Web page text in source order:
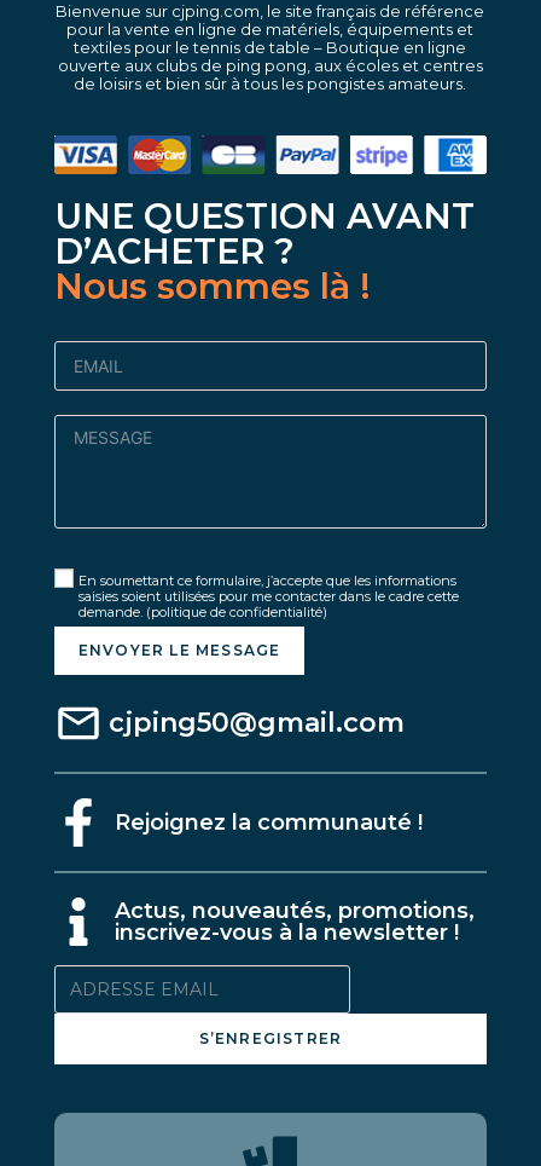
Bienvenue sur cjping.com, le site français de référence
pour la vente en ligne de matériels, équipements et
textiles pour le tennis de table – Boutique en ligne
ouverte aux clubs de ping pong, aux écoles et centres
de loisirs et bien sûr à tous les pongistes amateurs.
UNE QUESTION AVANT
D’ACHETER ?
Nous sommes là !
En soumettant ce formulaire, j’accepte que les informations
saisies soient utilisées pour me contacter dans le cadre cette
demande. (politique de confidentialité)
ENVOYER LE MESSAGE
cjping50@gmail.com
Rejoignez la communauté !
Actus, nouveautés, promotions,
inscrivez-vous à la newsletter !
S’ENREGISTRER